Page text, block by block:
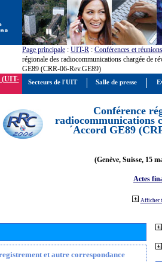
Page principale : UIT-R : Conférences et réunions
régionale des radiocommunications chargée de
GE89 (CRR-06-Rev.GE89)
(UIT-
Conférence
radiocommunications
´Accord GE89
(Genève, Suisse, 15
Actes
Afficher
et autre correspondance
Secteurs de l'UIT Salle de presse